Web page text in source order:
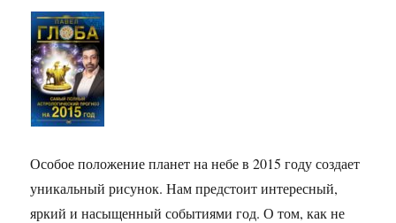
Особое положение планет на небе в 2015 году создает
уникальный рисунок. Нам предстоит интересный,
яркий и насыщенный событиями год. О том, как не